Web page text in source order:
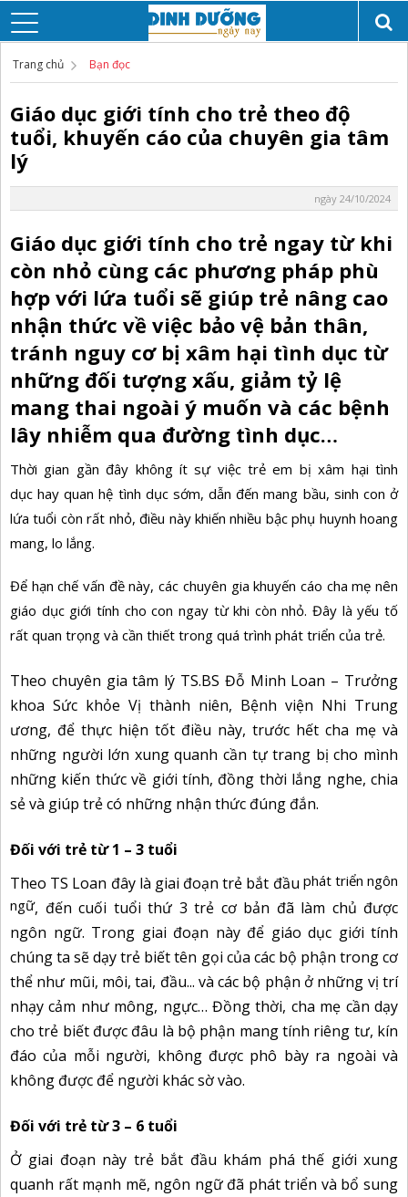
Trang chủ Bạn đọc
Giáo dục giới tính cho trẻ theo độ
tuổi, khuyến cáo của chuyên gia tâm
lý
ngày 24/10/2024
Giáo dục giới tính cho trẻ ngay từ khi
còn nhỏ cùng các phương pháp phù
hợp với lứa tuổi sẽ giúp trẻ nâng cao
nhận thức về việc bảo vệ bản thân,
tránh nguy cơ bị xâm hại tình dục từ
những đối tượng xấu, giảm tỷ lệ
mang thai ngoài ý muốn và các bệnh
lây nhiễm qua đường tình dục…
Thời gian gần đây không ít sự việc trẻ em bị xâm hại tình
dục hay quan hệ tình dục sớm, dẫn đến mang bầu, sinh con ở
lứa tuổi còn rất nhỏ, điều này khiến nhiều bậc phụ huynh hoang
mang, lo lắng.
Để hạn chế vấn đề này, các chuyên gia khuyến cáo cha mẹ nên
giáo dục giới tính cho con ngay từ khi còn nhỏ. Đây là yếu tố
rất quan trọng và cần thiết trong quá trình phát triển của trẻ.
Theo chuyên gia tâm lý TS.BS Đỗ Minh Loan – Trưởng
khoa Sức khỏe Vị thành niên, Bệnh viện Nhi Trung
ương, để thực hiện tốt điều này, trước hết cha mẹ và
những người lớn xung quanh cần tự trang bị cho mình
những kiến thức về giới tính, đồng thời lắng nghe, chia
sẻ và giúp trẻ có những nhận thức đúng đắn.
Đối với trẻ từ 1 – 3 tuổi
Theo TS Loan đây là giai đoạn trẻ bắt đầu phát triển ngôn
ngữ, đến cuối tuổi thứ 3 trẻ cơ bản đã làm chủ được
ngôn ngữ. Trong giai đoạn này để giáo dục giới tính
chúng ta sẽ dạy trẻ biết tên gọi của các bộ phận trong cơ
thể như mũi, môi, tai, đầu... và các bộ phận ở những vị trí
nhạy cảm như mông, ngực… Đồng thời, cha mẹ cần dạy
cho trẻ biết được đâu là bộ phận mang tính riêng tư, kín
đáo của mỗi người, không được phô bày ra ngoài và
không được để người khác sờ vào.
Đối với trẻ từ 3 – 6 tuổi
Ở giai đoạn này trẻ bắt đầu khám phá thế giới xung
quanh rất mạnh mẽ, ngôn ngữ đã phát triển và bổ sung